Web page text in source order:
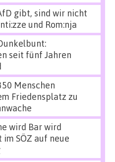
gibt, sind wir nicht
und Rom:nja
seit fünf Jahren
Menschen
Friedensplatz zu
wird Bar wird
SÖZ auf neue